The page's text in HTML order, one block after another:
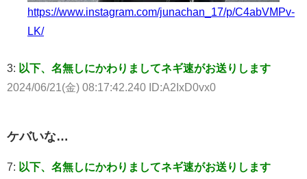
https://www.instagram.com/junachan_17/p/C4abVMPv-
LK/
3: 以下、名無しにかわりましてネギ速がお送りします
2024/06/21(金) 08:17:42.240 ID:A2IxD0vx0
ケバいな…
7: 以下、名無しにかわりましてネギ速がお送りします